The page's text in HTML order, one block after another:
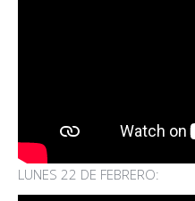
LUNES 22 DE FEBRERO: